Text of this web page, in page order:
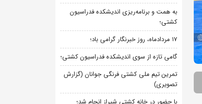
به همت و برنامه‌ریزی اندیشکده فدراسیون
کشتی؛
۱۷ مردادماه، روز خبرنگار گرامی باد؛
گامی تازه از سوی اندیشکده فدراسیون کشتی؛
تمرین تیم ملی کشتی فرنگی جوانان (گزارش
تصویری)
با حضور در خانه کشتی شیراز انجام شد؛